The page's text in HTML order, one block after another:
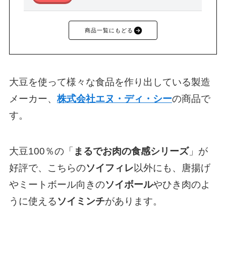
商品一覧にもどる
大豆を使って様々な食品を作り出している製造
メーカー、株式会社エヌ・ディ・シーの商品で
す。
大豆100％の「 まるでお肉の食感シリーズ」が
好評で、こちらのソイフィレ以外にも、唐揚げ
やミートボール向きのソイボールやひき肉のよ
うに使えるソイミンチがあります。